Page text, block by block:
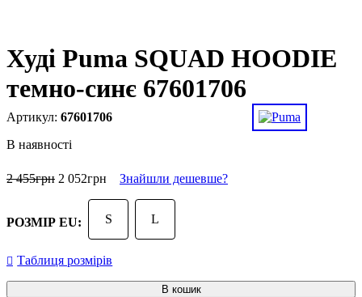
Худі Puma SQUAD HOODIE
темно-синє 67601706
67601706
В наявності
2 455грн 2 052грн Знайшли дешевше?
РОЗМІР EU: S L
Таблиця розмірів
В кошик